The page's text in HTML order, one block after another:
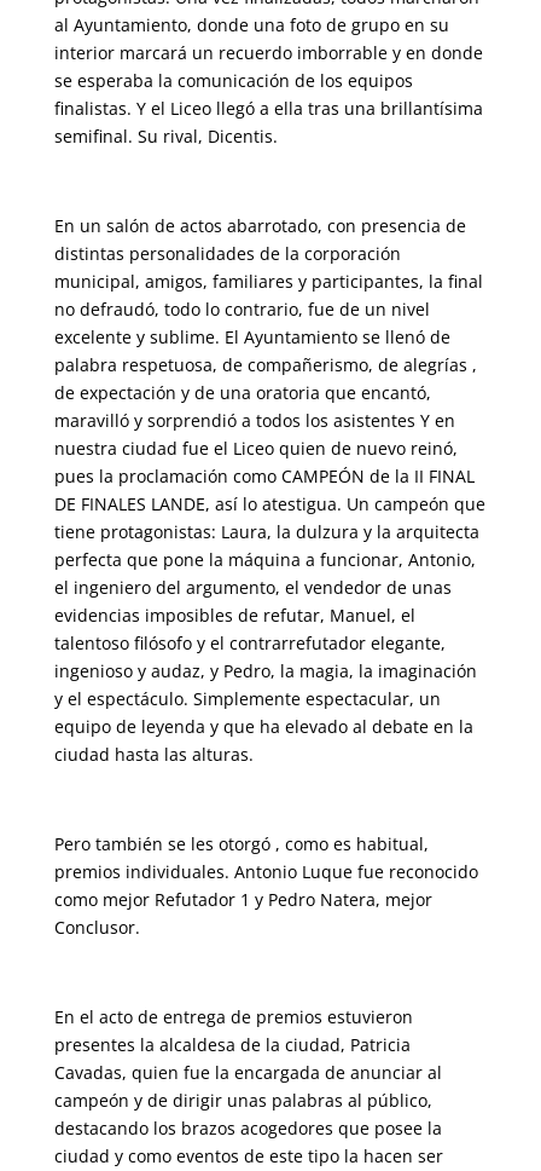
al Ayuntamiento, donde una foto de grupo en su
interior marcará un recuerdo imborrable y en donde
se esperaba la comunicación de los equipos
finalistas. Y el Liceo llegó a ella tras una brillantísima
semifinal. Su rival, Dicentis.
En un salón de actos abarrotado, con presencia de
distintas personalidades de la corporación
municipal, amigos, familiares y participantes, la final
no defraudó, todo lo contrario, fue de un nivel
excelente y sublime. El Ayuntamiento se llenó de
palabra respetuosa, de compañerismo, de alegrías ,
de expectación y de una oratoria que encantó,
maravilló y sorprendió a todos los asistentes Y en
nuestra ciudad fue el Liceo quien de nuevo reinó,
pues la proclamación como CAMPEÓN de la II FINAL
DE FINALES LANDE, así lo atestigua. Un campeón que
tiene protagonistas: Laura, la dulzura y la arquitecta
perfecta que pone la máquina a funcionar, Antonio,
el ingeniero del argumento, el vendedor de unas
evidencias imposibles de refutar, Manuel, el
talentoso filósofo y el contrarrefutador elegante,
ingenioso y audaz, y Pedro, la magia, la imaginación
y el espectáculo. Simplemente espectacular, un
equipo de leyenda y que ha elevado al debate en la
ciudad hasta las alturas.
Pero también se les otorgó , como es habitual,
premios individuales. Antonio Luque fue reconocido
como mejor Refutador 1 y Pedro Natera, mejor
Conclusor.
En el acto de entrega de premios estuvieron
presentes la alcaldesa de la ciudad, Patricia
Cavadas, quien fue la encargada de anunciar al
campeón y de dirigir unas palabras al público,
destacando los brazos acogedores que posee la
ciudad y como eventos de este tipo la hacen ser